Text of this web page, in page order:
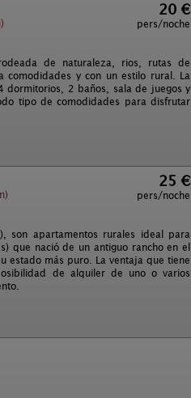
20 €
pers/noche
de naturaleza, rios, rutas de
comodidades y con un estilo rural. La
dormitorios, 2 baños, sala de juegos y
tipo de comodidades para disfrutar
25 €
pers/noche
son apartamentos rurales ideal para
que nació de un antiguo rancho en el
estado más puro. La ventaja que tiene
de alquiler de uno o varios